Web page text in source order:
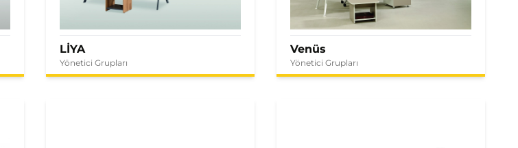
LİYA
Yönetici Grupları
Venüs
Yönetici Grupları